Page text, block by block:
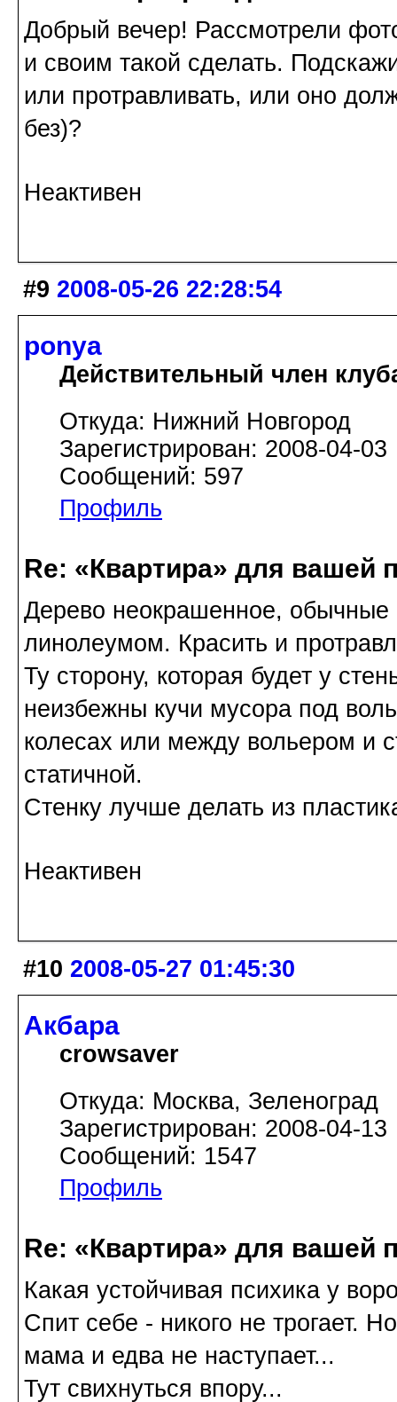
Добрый вечер! Рассмотрели
и своим такой сделать.
или протравливать, или оно
без)?
Неактивен
#9 2008-05-26 22:28:54
ponya
Действительный член
Откуда: Нижний Новгород
Зарегистрирован: 2008-04-03
Сообщений: 597
Профиль
Re: «Квартира» для вашей
Дерево неокрашенное, обычные
линолеумом. Красить и
Ту сторону, которая будет у
неизбежны кучи мусора под
колесах или между вольером и
статичной.
Стенку лучше делать из
Неактивен
#10 2008-05-27 01:45:30
Акбара
crowsaver
Откуда: Москва, Зеленоград
Зарегистрирован: 2008-04-13
Сообщений: 1547
Профиль
Re: «Квартира» для вашей
Какая устойчивая психика у
Спит себе - никого не трогает.
мама и едва не наступает...
Тут свихнуться впору...